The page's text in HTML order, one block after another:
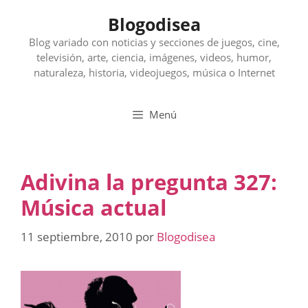
contenido
Blogodisea
Blog variado con noticias y secciones de juegos, cine,
televisión, arte, ciencia, imágenes, videos, humor,
naturaleza, historia, videojuegos, música o Internet
Menú
Adivina la pregunta 327:
Música actual
11 septiembre, 2010 por Blogodisea